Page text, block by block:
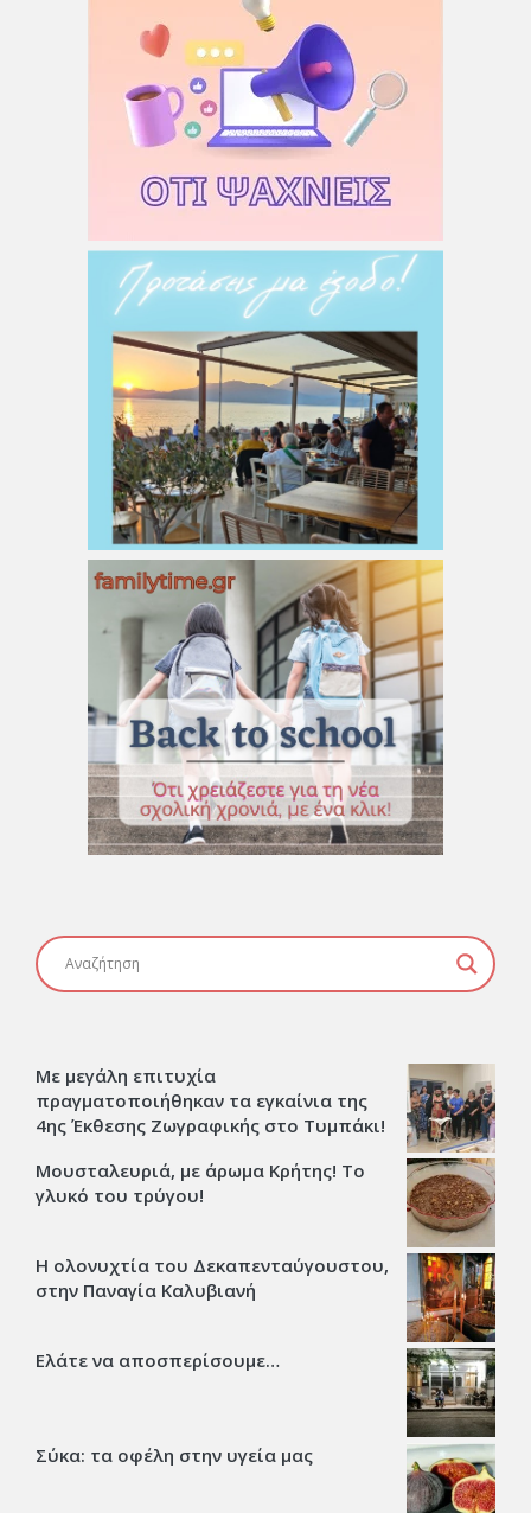
Με μεγάλη επιτυχία
πραγματοποιήθηκαν τα εγκαίνια της
4ης Έκθεσης Ζωγραφικής στο Τυμπάκι!
Μουσταλευριά, με άρωμα Κρήτης! Το
γλυκό του τρύγου!
Η ολονυχτία του Δεκαπενταύγουστου,
στην Παναγία Καλυβιανή
Ελάτε να αποσπερίσουμε…
Σύκα: τα οφέλη στην υγεία μας